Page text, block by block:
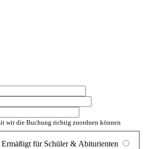
wir die Buchung richtig zuordnen können
Ermäßigt für Schüler & Abiturienten